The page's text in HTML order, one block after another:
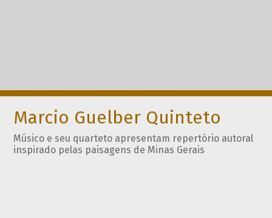
Marcio Guelber Quinteto
Músico e seu quarteto apresentam repertório autoral
inspirado pelas paisagens de Minas Gerais